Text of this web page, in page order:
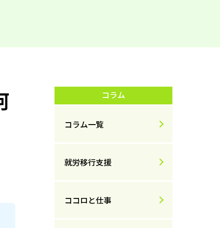
コラム
コラム一覧
就労移行支援
ココロと仕事